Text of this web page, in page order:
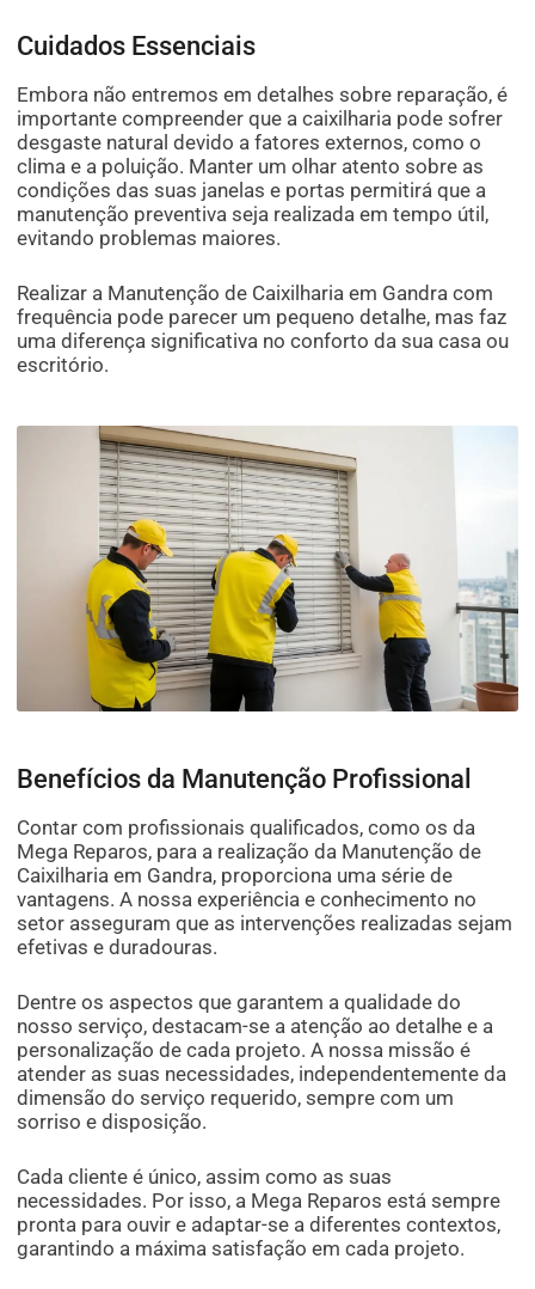
Cuidados Essenciais
Embora não entremos em detalhes sobre reparação, é
importante compreender que a caixilharia pode sofrer
desgaste natural devido a fatores externos, como o
clima e a poluição. Manter um olhar atento sobre as
condições das suas janelas e portas permitirá que a
manutenção preventiva seja realizada em tempo útil,
evitando problemas maiores.
Realizar a Manutenção de Caixilharia em Gandra com
frequência pode parecer um pequeno detalhe, mas faz
uma diferença significativa no conforto da sua casa ou
escritório.
Benefícios da Manutenção Profissional
Contar com profissionais qualificados, como os da
Mega Reparos, para a realização da Manutenção de
Caixilharia em Gandra, proporciona uma série de
vantagens. A nossa experiência e conhecimento no
setor asseguram que as intervenções realizadas sejam
efetivas e duradouras.
Dentre os aspectos que garantem a qualidade do
nosso serviço, destacam-se a atenção ao detalhe e a
personalização de cada projeto. A nossa missão é
atender as suas necessidades, independentemente da
dimensão do serviço requerido, sempre com um
sorriso e disposição.
Cada cliente é único, assim como as suas
necessidades. Por isso, a Mega Reparos está sempre
pronta para ouvir e adaptar-se a diferentes contextos,
garantindo a máxima satisfação em cada projeto.